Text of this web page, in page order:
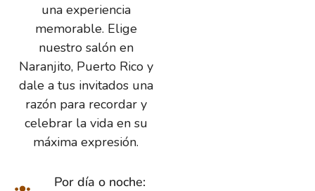
una experiencia
memorable. Elige
nuestro salón en
Naranjito, Puerto Rico y
dale a tus invitados una
razón para recordar y
celebrar la vida en su
máxima expresión.
Por día o noche: